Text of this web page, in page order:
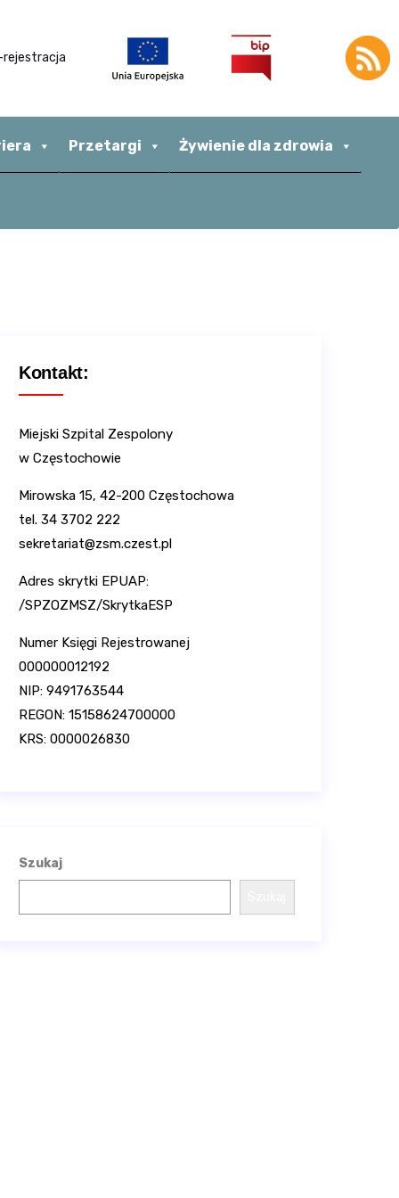
Przetargi Żywienie dla zdrowia
Kontakt:
Miejski Szpital Zespolony
w Częstochowie
Mirowska 15, 42-200 Częstochowa
tel. 34 3702 222
sekretariat@zsm.czest.pl
Adres skrytki EPUAP:
/SPZOZMSZ/SkrytkaESP
Numer Księgi Rejestrowanej
000000012192
NIP: 9491763544
REGON: 15158624700000
KRS: 0000026830
Szukaj